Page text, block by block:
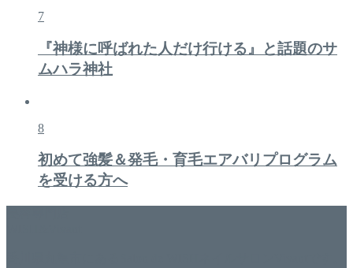
7
『神様に呼ばれた人だけ行ける』と話題のサ
ムハラ神社
8
初めて強髪＆発毛・育毛エアバリプログラム
を受ける方へ